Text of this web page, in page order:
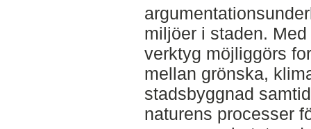
miljöer i staden.
verktyg möjliggörs
mellan grönska,
stadsbyggnad
naturens processer